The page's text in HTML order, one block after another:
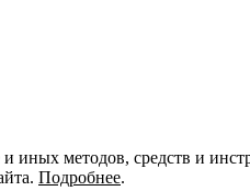
иных методов, средств и
Подробнее.